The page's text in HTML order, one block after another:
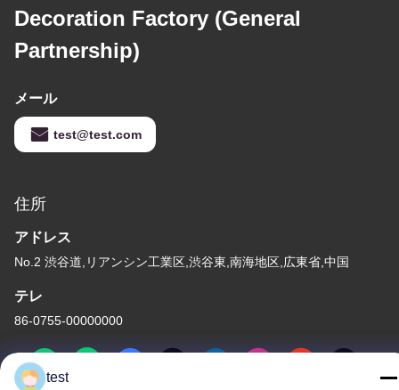
Decoration Factory (General
Partnership)
メール
test@test.com
住所
アドレス
No.2 渋谷道,リアンシン工業区,渋谷東,南海地区,広東省,中国
テレ
86-0755-00000000
test